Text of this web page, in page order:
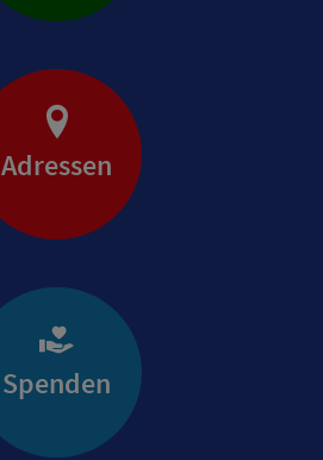
Adressen
Spenden